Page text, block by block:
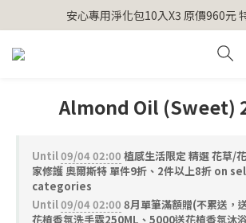
【官網獨家】首次消費 不限金額 即送 香遇
安心專用淨化包10入X3 原價960元
氣場淨化全系列 66折起
Almond Oil (Sweet)
Until09/04 02:00 植感生活限定 精選 花草/
家修護 奧爾斯特 單件9折、2件以上8折 on
categories
Until09/04 02:00 8月單筆滿額贈(不累送，
花植香氛洗手露250ML、5000送花植香氛沐